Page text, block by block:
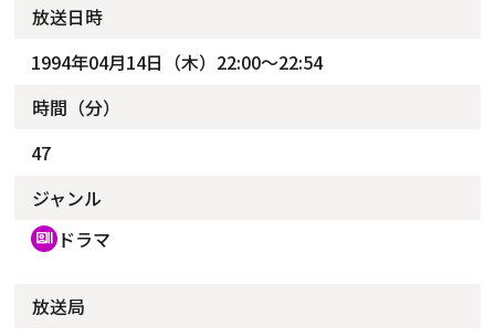
放送日時
1994年04月14日（木）22:00～22:54
時間（分）
47
ジャンル
recent_actors ドラマ
放送局